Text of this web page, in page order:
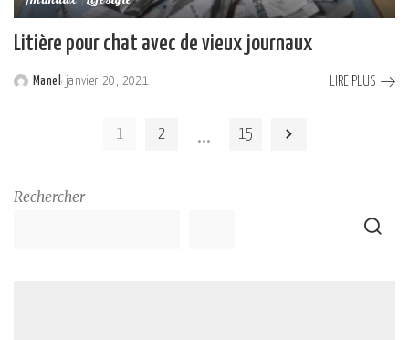
Litière pour chat avec de vieux journaux
Manel janvier 20, 2021 LIRE PLUS
1 2 … 15
Rechercher